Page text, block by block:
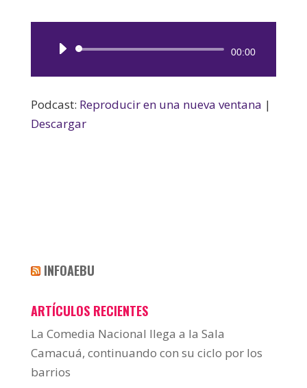
Reproductor
00:00
Podcast: Reproducir en una nueva ventana |
Descargar
INFOAEBU
ARTÍCULOS RECIENTES
La Comedia Nacional llega a la Sala
Camacuá, continuando con su ciclo por los
barrios